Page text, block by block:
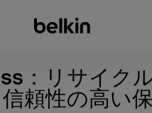
：リサイク
頼性の高い